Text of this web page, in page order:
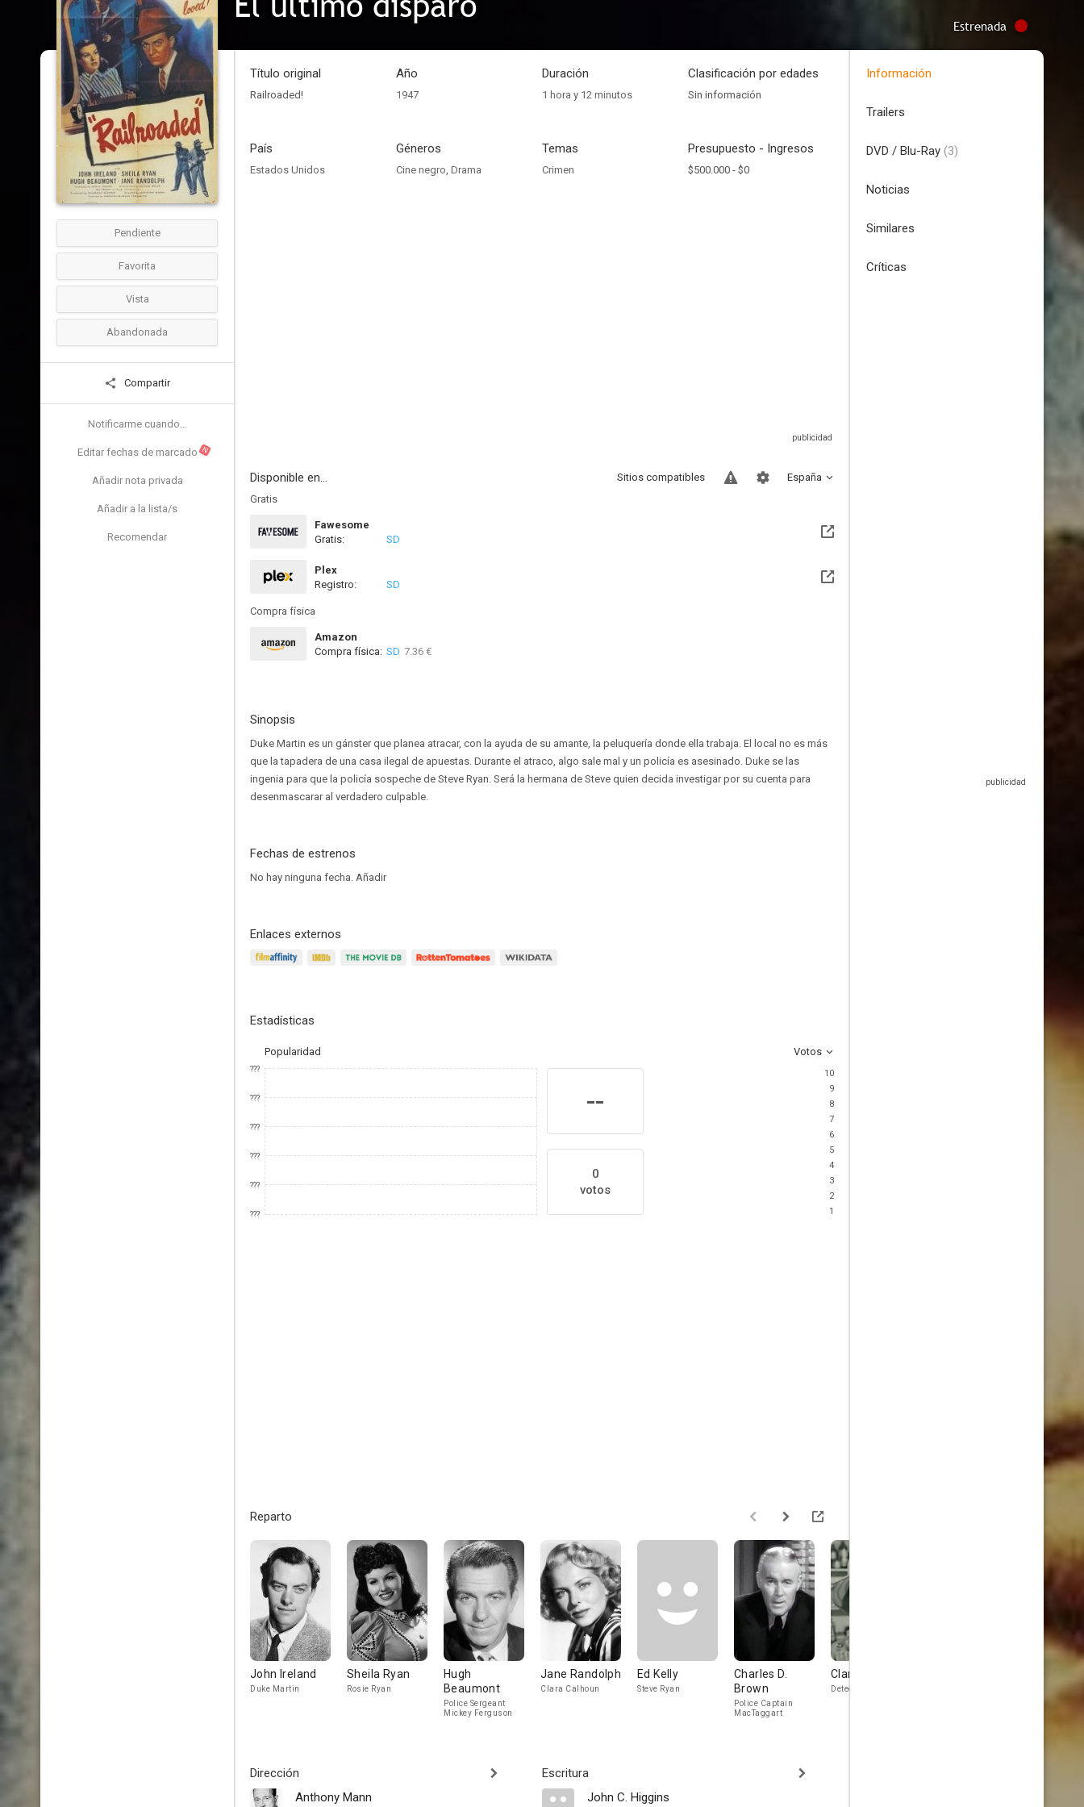
Estrenada
Pendiente
Favorita
Vista
Abandonada
Compartir
Notificarme cuando...
Editar fechas de marcado N
Añadir nota privada
Añadir a la lista/s
Recomendar
Título original
Railroaded!
Año
1947
Duración
1 hora y 12 minutos
Clasificación por edades
Sin información
País
Estados Unidos
Géneros
Cine negro, Drama
Temas
Crimen
Presupuesto - Ingresos
$500.000 - $0
Disponible en... España
Sitios compatibles
Gratis
Fawesome
Gratis:
SD
Plex
Registro:
SD
Compra física
Amazon
Compra física: SD 7.36 €
Sinopsis
Duke Martin es un gánster que planea atracar, con la ayuda de su amante, la peluquería donde ella trabaja. El local no es más
que la tapadera de una casa ilegal de apuestas. Durante el atraco, algo sale mal y un policía es asesinado. Duke se las
ingenia para que la policía sospeche de Steve Ryan. Será la hermana de Steve quien decida investigar por su cuenta para
desenmascarar al verdadero culpable.
Fechas de estrenos
No hay ninguna fecha. Añadir
Enlaces externos
Estadísticas
Popularidad Votos
???
???
???
???
???
???
--
0
votos
10
9
8
7
6
5
4
3
2
1
Reparto
John Ireland
Duke Martin
Sheila Ryan
Rosie Ryan
Hugh
Beaumont
Police Sergeant
Mickey Ferguson
Jane Randolph
Clara Calhoun
Ed Kelly
Steve Ryan
Charles D.
Brown
Police Captain
MacTaggart
Clancy Cooper
Detective Jim Chubb
Dirección
Anthony Mann
Escritura
John C. Higgins
Información
Trailers
DVD / Blu-Ray (3)
Noticias
Similares
Críticas